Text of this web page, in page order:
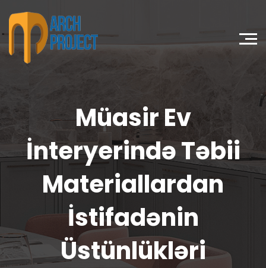
Müasir Ev
İnteryerində Təbii
Materiallardan
İstifadənin
Üstünlükləri